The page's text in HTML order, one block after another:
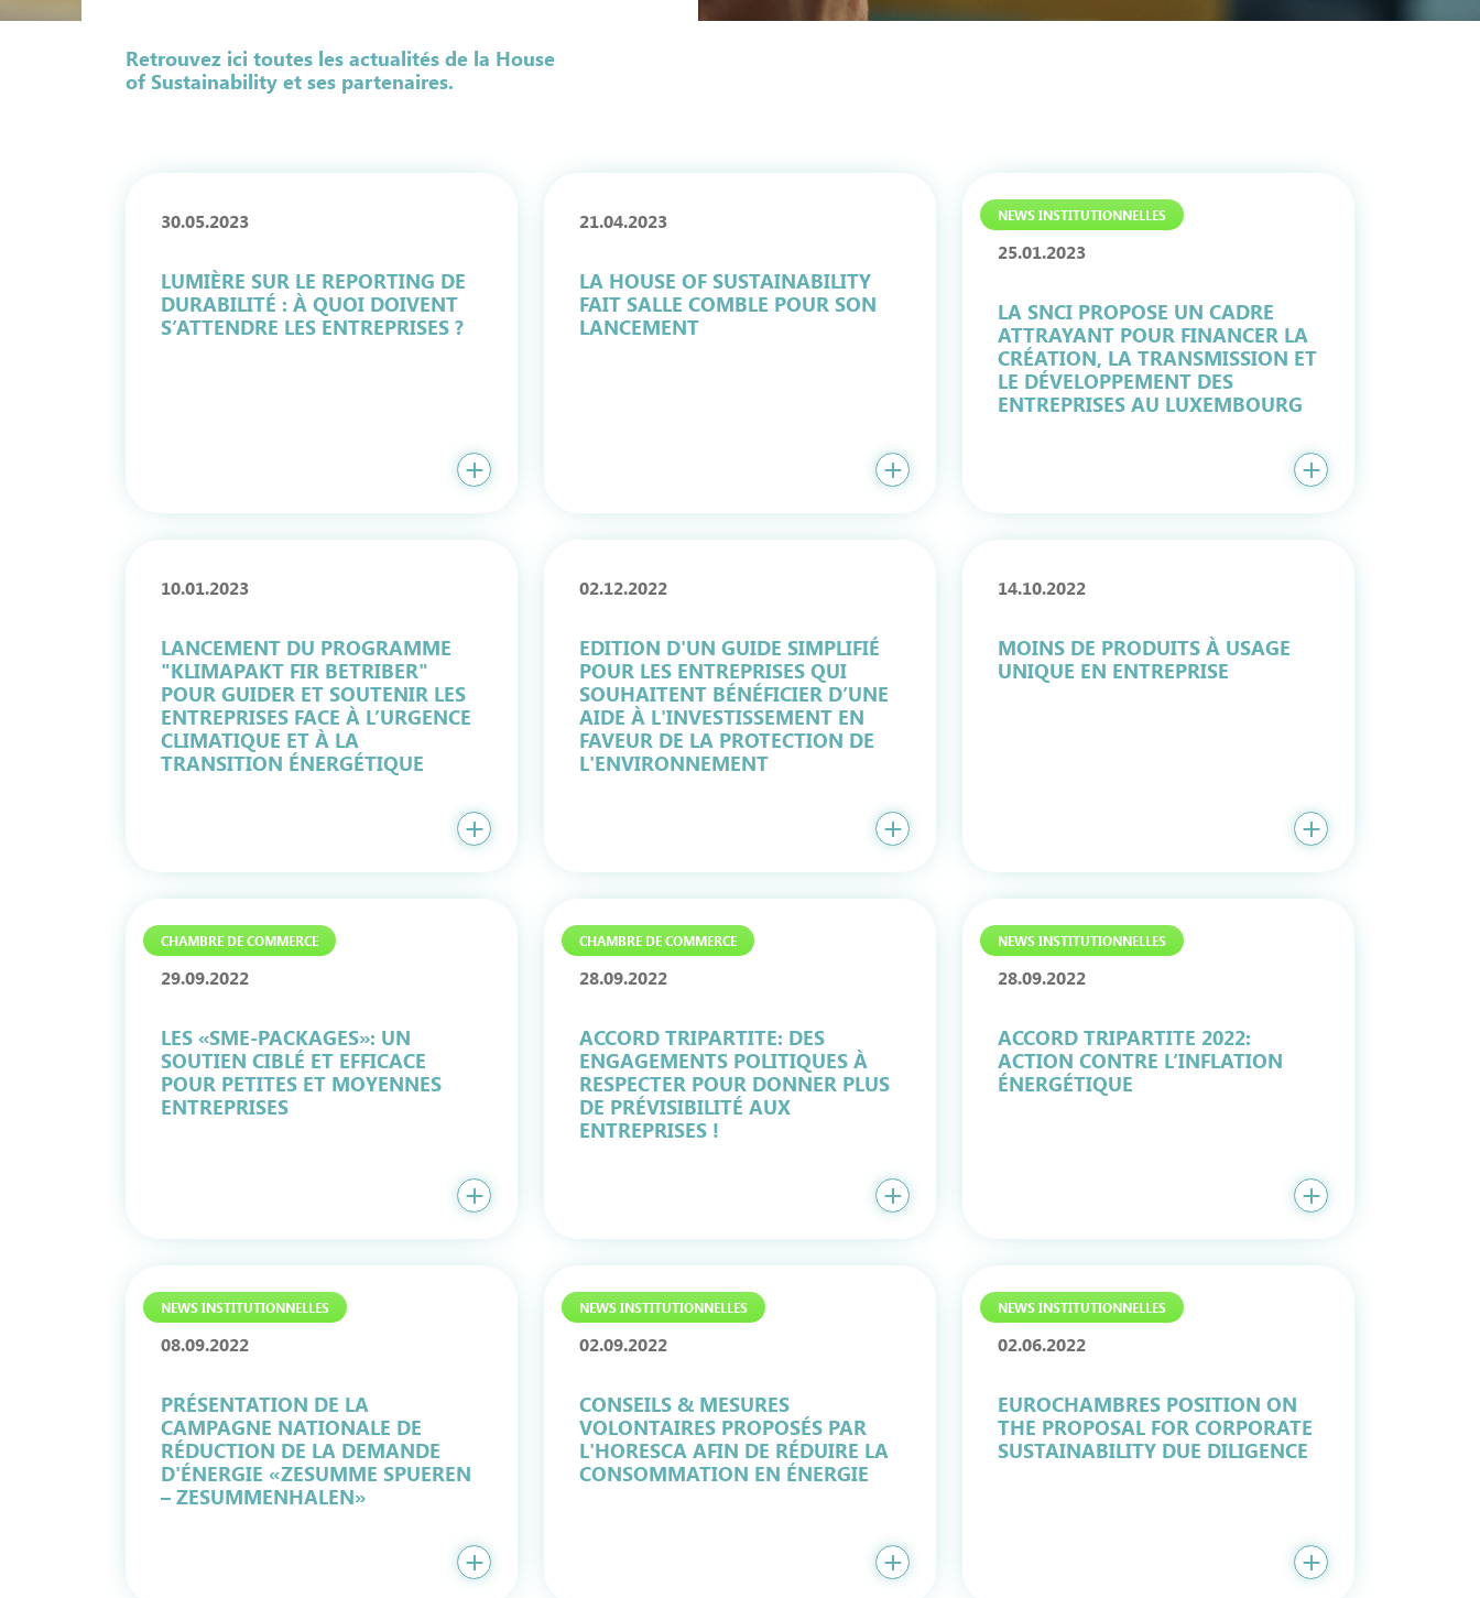
Retrouvez ici toutes les actualités de la House
of Sustainability et ses partenaires.
30.05.2023
LUMIÈRE SUR LE REPORTING DE
DURABILITÉ : À QUOI DOIVENT
S’ATTENDRE LES ENTREPRISES ?
21.04.2023
LA HOUSE OF SUSTAINABILITY
FAIT SALLE COMBLE POUR SON
LANCEMENT
NEWS INSTITUTIONNELLES
25.01.2023
LA SNCI PROPOSE UN CADRE
ATTRAYANT POUR FINANCER LA
CRÉATION, LA TRANSMISSION ET
LE DÉVELOPPEMENT DES
ENTREPRISES AU LUXEMBOURG
10.01.2023
LANCEMENT DU PROGRAMME
"KLIMAPAKT FIR BETRIBER"
POUR GUIDER ET SOUTENIR LES
ENTREPRISES FACE À L’URGENCE
CLIMATIQUE ET À LA
TRANSITION ÉNERGÉTIQUE
02.12.2022
EDITION D'UN GUIDE SIMPLIFIÉ
POUR LES ENTREPRISES QUI
SOUHAITENT BÉNÉFICIER D’UNE
AIDE À L'INVESTISSEMENT EN
FAVEUR DE LA PROTECTION DE
L'ENVIRONNEMENT
14.10.2022
MOINS DE PRODUITS À USAGE
UNIQUE EN ENTREPRISE
CHAMBRE DE COMMERCE
29.09.2022
LES «SME-PACKAGES»: UN
SOUTIEN CIBLÉ ET EFFICACE
POUR PETITES ET MOYENNES
ENTREPRISES
CHAMBRE DE COMMERCE
28.09.2022
ACCORD TRIPARTITE: DES
ENGAGEMENTS POLITIQUES À
RESPECTER POUR DONNER PLUS
DE PRÉVISIBILITÉ AUX
ENTREPRISES !
NEWS INSTITUTIONNELLES
28.09.2022
ACCORD TRIPARTITE 2022:
ACTION CONTRE L’INFLATION
ÉNERGÉTIQUE
NEWS INSTITUTIONNELLES
08.09.2022
PRÉSENTATION DE LA
CAMPAGNE NATIONALE DE
RÉDUCTION DE LA DEMANDE
D'ÉNERGIE «ZESUMME SPUEREN
– ZESUMMENHALEN»
NEWS INSTITUTIONNELLES
02.09.2022
CONSEILS & MESURES
VOLONTAIRES PROPOSÉS PAR
L'HORESCA AFIN DE RÉDUIRE LA
CONSOMMATION EN ÉNERGIE
NEWS INSTITUTIONNELLES
02.06.2022
EUROCHAMBRES POSITION ON
THE PROPOSAL FOR CORPORATE
SUSTAINABILITY DUE DILIGENCE